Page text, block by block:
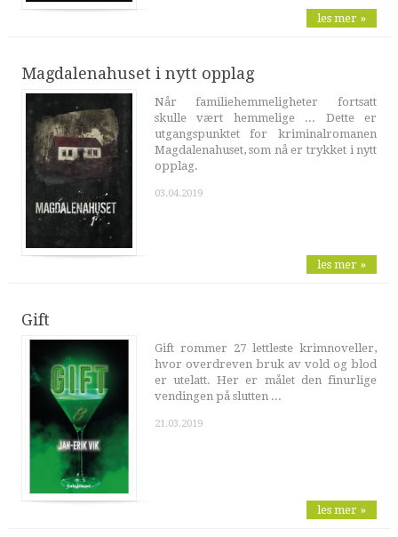
les mer »
Magdalenahuset i nytt opplag
Når familiehemmeligheter fortsatt
skulle vært hemmelige ... Dette er
utgangspunktet for kriminalromanen
Magdalenahuset, som nå er trykket i nytt
opplag.
03.04.2019
les mer »
Gift
Gift rommer 27 lettleste krimnoveller,
hvor overdreven bruk av vold og blod
er utelatt. Her er målet den finurlige
vendingen på slutten ...
21.03.2019
les mer »